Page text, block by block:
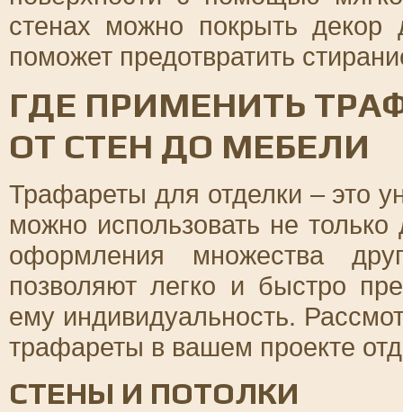
стенах можно покрыть декор
поможет предотвратить
ГДЕ ПРИМЕНИТЬ
ОТ СТЕН ДО МЕБЕЛИ
Трафареты для отделки – это
можно использовать не
оформления множества
позволяют легко и быстро
ему индивидуальность.
трафареты в вашем проекте
СТЕНЫ И ПОТОЛКИ